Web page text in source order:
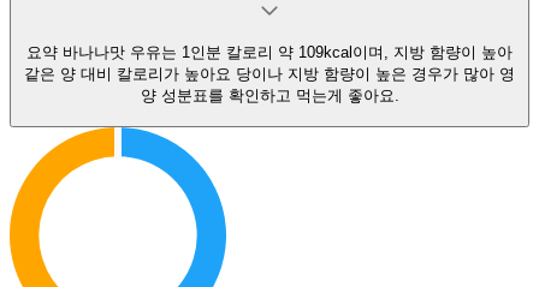
요약 바나나맛 우유는 1인분 칼로리 약 109kcal이며, 지방 함량이 높아
같은 양 대비 칼로리가 높아요 당이나 지방 함량이 높은 경우가 많아 영
양 성분표를 확인하고 먹는게 좋아요.